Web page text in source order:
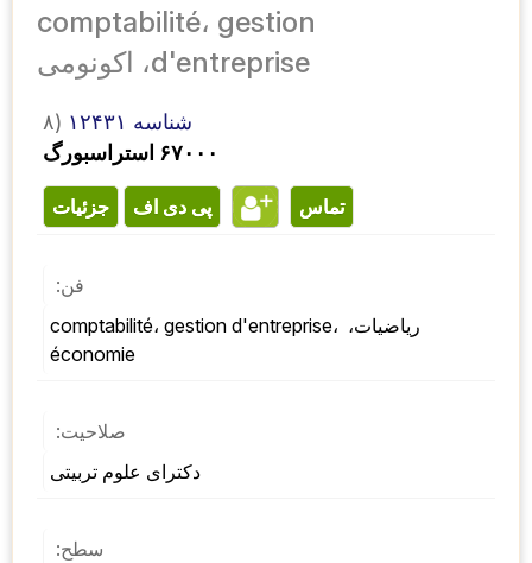
comptabilité، gestion
d'entreprise، اکونومی
۸)
شناسه ۱۲۴۳۱
۶۷۰۰۰ استراسبورگ
جزئیات پی دی اف تماس
فن:
ریاضیات، comptabilité، gestion d'entreprise،
économie
صلاحیت:
دکترای علوم تربیتی
سطح: